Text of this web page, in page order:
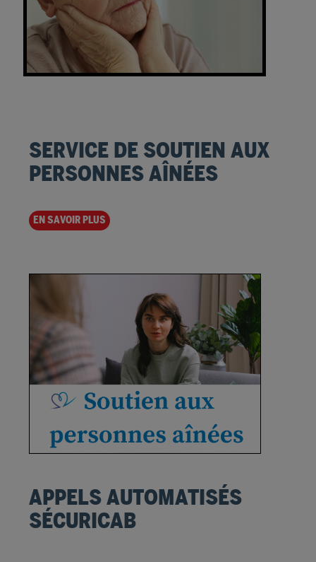
SERVICE DE SOUTIEN AUX
PERSONNES AÎNÉES
EN SAVOIR PLUS
APPELS AUTOMATISÉS
SÉCURICAB